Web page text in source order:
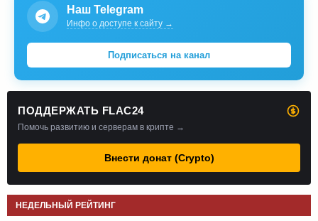
Наш Telegram
Инфо о доступе к сайту →
Подписаться на канал
ПОДДЕРЖАТЬ FLAC24
Помочь развитию и серверам в крипте →
Внести донат (Crypto)
НЕДЕЛЬНЫЙ РЕЙТИНГ